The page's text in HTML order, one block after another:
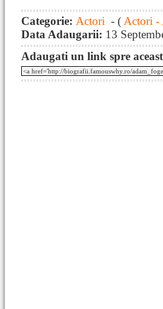
Categorie: Actori - ( Actori -
Data Adaugarii: 13
Adaugati un link spre